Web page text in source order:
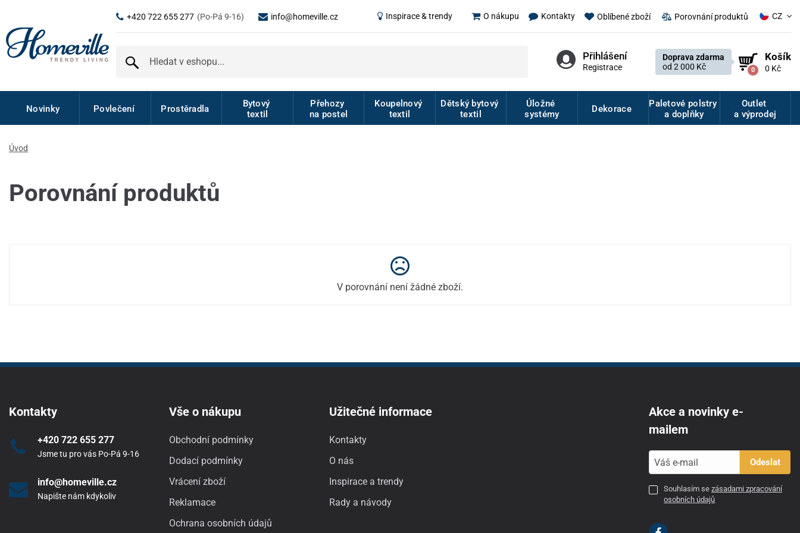
+420 722 655 277 (Po-Pá 9-16) info@homeville.cz Inspirace & trendy O nákupu Kontakty Oblíbené zboží Porovnání produktů CZ
Přihlášení
Registrace
Doprava zdarma
od 2 000 Kč
0
Košík
0 Kč
Novinky Povlečení Prostěradla
Bytový
textil
Přehozy
na postel
Koupelnový
textil
Dětský bytový
textil
Úložné
systémy
Dekorace
Paletové polstry
a doplňky
Outlet
a výprodej
Úvod
Porovnání produktů
V porovnání není žádné zboží.
Kontakty
+420 722 655 277
Jsme tu pro vás Po-Pá 9-16
info@homeville.cz
Napište nám kdykoliv
Vše o nákupu
Obchodní podmínky
Dodací podmínky
Vrácení zboží
Reklamace
Ochrana osobních údajů
Užitečné informace
Kontakty
O nás
Inspirace a trendy
Rady a návody
Akce a novinky e-
mailem
Odeslat
Souhlasím sezásadami zpracování
osobních údajů